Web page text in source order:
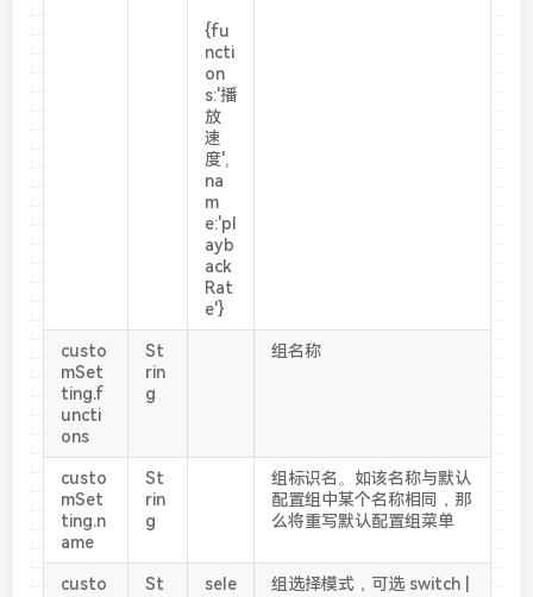
{fu
ncti
on
s:'播
放
速
度',
na
m
e:'pl
ayb
ack
Rat
e'}
custo
mSet
ting.f
uncti
ons
St
rin
g
组名称
custo
mSet
ting.n
ame
St
rin
g
组标识名。如该名称与默认
配置组中某个名称相同，那
么将重写默认配置组菜单
custo
St
sele
组选择模式，可选 switch |